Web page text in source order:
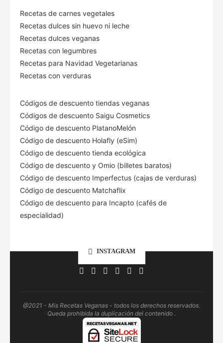
Recetas de carnes vegetales
Recetas dulces sin huevo ni leche
Recetas dulces veganas
Recetas con legumbres
Recetas para Navidad Vegetarianas
Recetas con verduras
Códigos de descuento tiendas veganas
Códigos de descuento Saigu Cosmetics
Código de descuento PlatanoMelón
Código de descuento Holafly (eSim)
Código de descuento tienda ecológica
Código de descuento y Omio (billetes baratos)
Código de descuento Imperfectus (cajas de verduras)
Código de descuento Matchaflix
Código de descuento para Incapto (cafés de
especialidad)
INSTAGRAM
@2021 - Mis Recetas Veganas - todos los derechos reservados.
Queda prohibida la duplicación del contenido .